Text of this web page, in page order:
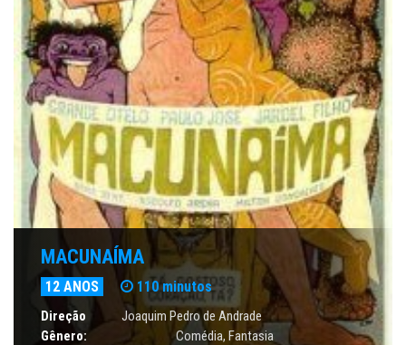
MACUNAÍMA
12 ANOS 110 minutos
Direção
Joaquim Pedro de Andrade
Gênero:
Comédia, Fantasia